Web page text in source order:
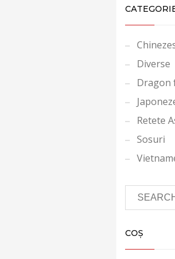
Diverse
Dragon
Retete
Sosuri
COȘ